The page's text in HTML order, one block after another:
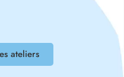
ateliers